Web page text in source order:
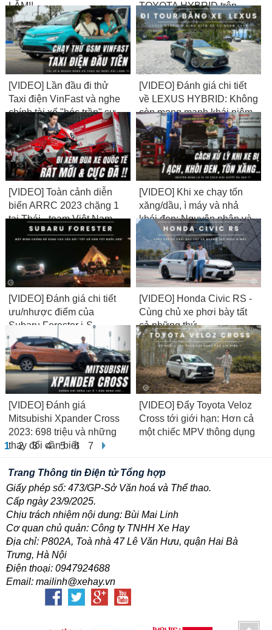
LẮM!!
TOYOTA HYBRID trên
CROSS và ALTIS: Được
và Mất?
[VIDEO] Lần đầu đi thử
Taxi điện VinFast và nghe
chính tài xế "bóc trần" sự
thật về thu nhập...
[VIDEO] Đánh giá chi tiết
về LEXUS HYBRID: Không
còn mong manh khái niệm
NHÀM & VUI...
[VIDEO] Toàn cảnh diễn
biến ARRC 2023 chặng 1
tại Thái - team Việt Nam
bất ngờ lọt Top
[VIDEO] Khi xe chạy tốn
xăng/dầu, ì máy và nhả
khói đen: Nguyên nhân và
cách giải quyết là gì?
[VIDEO] Đánh giá chi tiết
ưu/nhược điểm của
Subaru Forester i-S
Eyesight 2023
[VIDEO] Honda Civic RS -
Cùng chủ xe phơi bày tất
cả những thứ
ĐƯỢC/MẤT...
[VIDEO] Đánh giá
Mitsubishi Xpander Cross
2023: 698 triệu và những
thay đổi cần biết
[VIDEO] Đẩy Toyota Veloz
Cross tới giới hạn: Hơn cả
một chiếc MPV thông dụng
1
2 3 4 5 6 7
Trang Thông tin Điện tử Tổng hợp
Giấy phép số: 473/GP-Sở Văn hoá và Thể thao.
Cấp ngày 23/9/2025.
Chịu trách nhiệm nội dung: Bùi Mai Linh
Cơ quan chủ quản: Công ty TNHH Xe Hay
Địa chỉ: P802A, Toà nhà 47 Lê Văn Hưu, quận Hai Bà
Trưng, Hà Nội
Điện thoại: 0947924688
Email: mailinh@xehay.vn